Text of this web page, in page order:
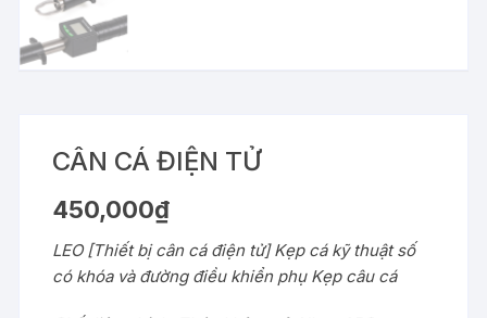
CÂN CÁ ĐIỆN TỬ
450,000₫
LEO [Thiết bị cân cá điện tử] Kẹp cá kỹ thuật số
có khóa và đường điều khiển phụ Kẹp câu cá